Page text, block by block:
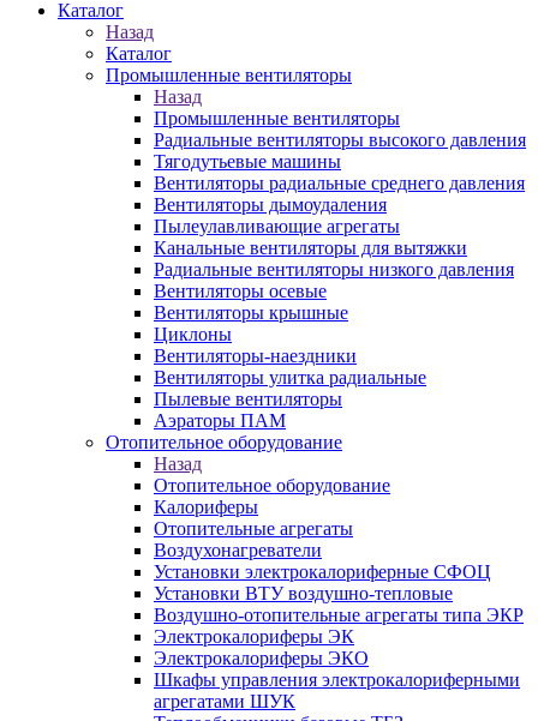
Каталог
Назад
Каталог
Промышленные вентиляторы
Назад
Промышленные вентиляторы
Радиальные вентиляторы высокого давления
Тягодутьевые машины
Вентиляторы радиальные среднего давления
Вентиляторы дымоудаления
Пылеулавливающие агрегаты
Канальные вентиляторы для вытяжки
Радиальные вентиляторы низкого давления
Вентиляторы осевые
Вентиляторы крышные
Циклоны
Вентиляторы-наездники
Вентиляторы улитка радиальные
Пылевые вентиляторы
Аэраторы ПАМ
Отопительное оборудование
Назад
Отопительное оборудование
Калориферы
Отопительные агрегаты
Воздухонагреватели
Установки электрокалориферные СФОЦ
Установки ВТУ воздушно-тепловые
Воздушно-отопительные агрегаты типа ЭКР
Электрокалориферы ЭК
Электрокалориферы ЭКО
Шкафы управления электрокалориферными
агрегатами ШУК